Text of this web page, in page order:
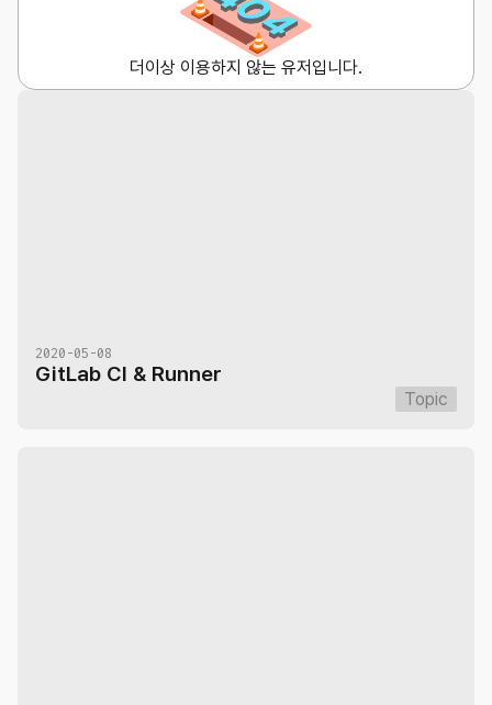
더이상 이용하지 않는 유저입니다.
2020-05-08
GitLab CI & Runner
Topic